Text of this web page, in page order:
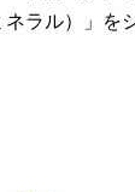
ラル）」を